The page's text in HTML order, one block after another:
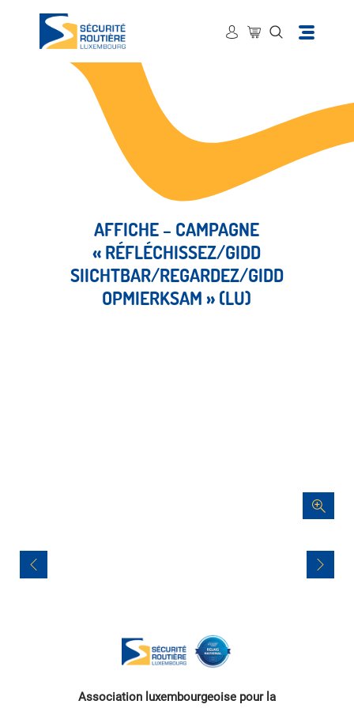
AFFICHE – CAMPAGNE
« RÉFLÉCHISSEZ/GIDD
SIICHTBAR/REGARDEZ/GIDD
OPMIERKSAM » (LU)
Navigation
de
Association luxembourgeoise pour la